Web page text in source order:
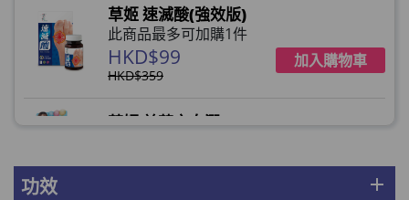
草姬 速滅酸(強效版)
此商品最多可加購1件
HKD$99
HKD$359
加入購物車
草姬 益菌之白潤
HKD$99 加入購物車
功效 add